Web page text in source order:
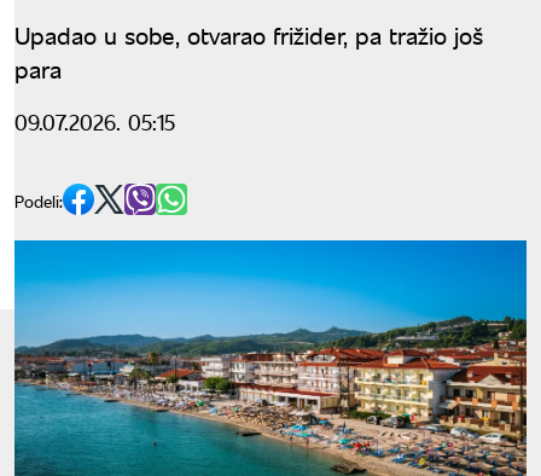
Upadao u sobe, otvarao frižider, pa tražio još
para
09.07.2026. 05:15
Podeli: